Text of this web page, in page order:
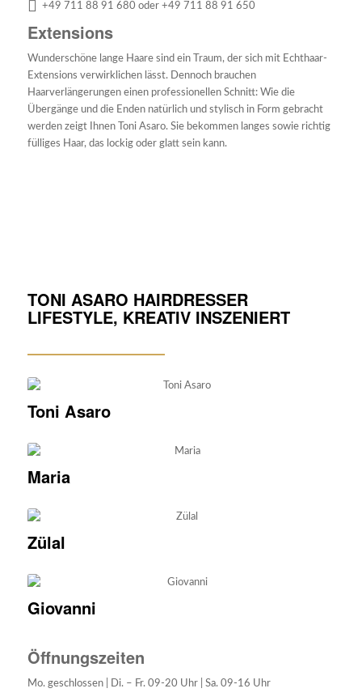
+49 711 88 91 680 oder +49 711 88 91 650
Extensions
Wunderschöne lange Haare sind ein Traum, der sich mit Echthaar-
Extensions verwirklichen lässt. Dennoch brauchen
Haarverlängerungen einen professionellen Schnitt: Wie die
Übergänge und die Enden natürlich und stylisch in Form gebracht
werden zeigt Ihnen Toni Asaro. Sie bekommen langes sowie richtig
fülliges Haar, das lockig oder glatt sein kann.
TONI ASARO HAIRDRESSER
LIFESTYLE, KREATIV INSZENIERT
Toni Asaro
Maria
Zülal
Giovanni
Öffnungszeiten
Mo. geschlossen | Di. – Fr. 09-20 Uhr | Sa. 09-16 Uhr